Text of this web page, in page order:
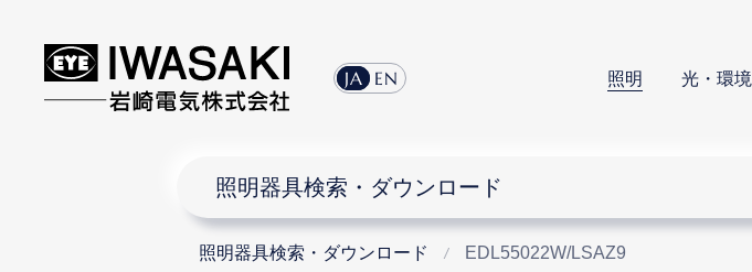
JA EN 照明 光・環境
照明器具検索・ダウンロード
照明器具検索・ダウンロード EDL55022W/LSAZ9